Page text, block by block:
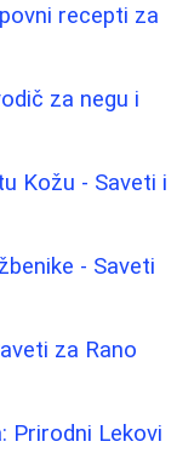
recepti za
za negu i
Kožu - Saveti i
- Saveti
za Rano
Prirodni Lekovi